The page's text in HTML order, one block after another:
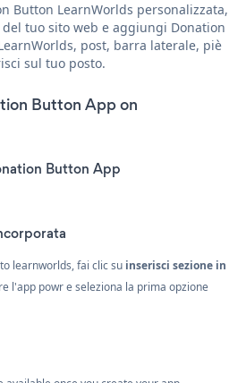
Button LearnWorlds personalizzata,
tuo sito web e aggiungi Donation
post, barra laterale, piè
sul tuo posto.
Button App on
Button App
learnworlds, fai clic su inserisci sezione in
l'app powr e seleziona la prima opzione